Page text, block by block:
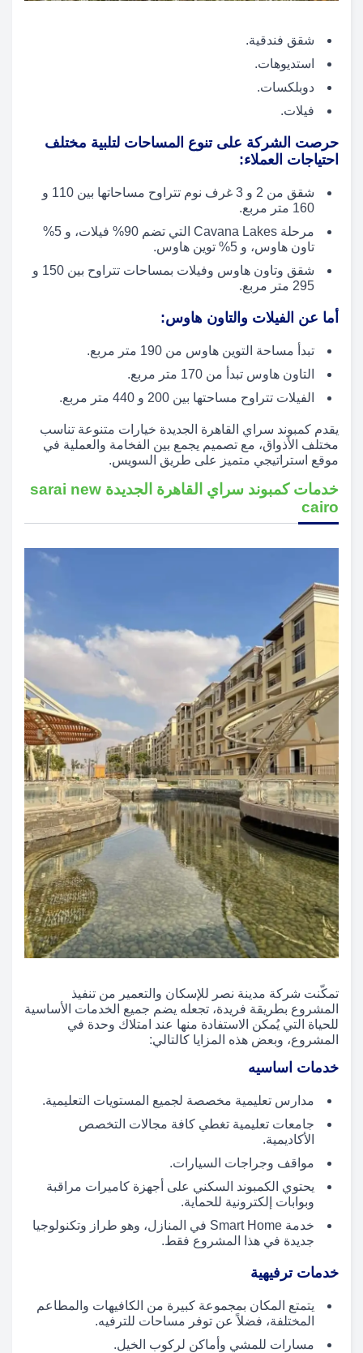
شقق فندقية.
استديوهات.
دوبلكسات.
فيلات.
حرصت الشركة على تنوع المساحات لتلبية مختلف
احتياجات العملاء:
شقق من 2 و 3 غرف نوم تتراوح مساحاتها بين 110 و
160 متر مربع.
مرحلة Cavana Lakes التي تضم 90% فيلات، و 5%
تاون هاوس، و 5% توين هاوس.
شقق وتاون هاوس وفيلات بمساحات تتراوح بين 150 و
295 متر مربع.
أما عن الفيلات والتاون هاوس:
تبدأ مساحة التوين هاوس من 190 متر مربع.
التاون هاوس تبدأ من 170 متر مربع.
الفيلات تتراوح مساحتها بين 200 و 440 متر مربع.
يقدم كمبوند سراي القاهرة الجديدة خيارات متنوعة تناسب
مختلف الأذواق، مع تصميم يجمع بين الفخامة والعملية في
موقع استراتيجي متميز على طريق السويس.
خدمات كمبوند سراي القاهرة الجديدة sarai new
cairo
تمكّنت شركة مدينة نصر للإسكان والتعمير من تنفيذ
المشروع بطريقة فريدة، تجعله يضم جميع الخدمات الأساسية
للحياة التي يُمكن الاستفادة منها عند امتلاك وحدة في
المشروع، وبعض هذه المزايا كالتالي:
خدمات اساسيه
مدارس تعليمية مخصصة لجميع المستويات التعليمية.
جامعات تعليمية تغطي كافة مجالات التخصص
الأكاديمية.
مواقف وجراجات السيارات.
يحتوي الكمبوند السكني على أجهزة كاميرات مراقبة
وبوابات إلكترونية للحماية.
خدمة Smart Home في المنازل، وهو طراز وتكنولوجيا
جديدة في هذا المشروع فقط.
خدمات ترفيهية
يتمتع المكان بمجموعة كبيرة من الكافيهات والمطاعم
المختلفة، فضلاً عن توفر مساحات للترفيه.
مسارات للمشي وأماكن لركوب الخيل.